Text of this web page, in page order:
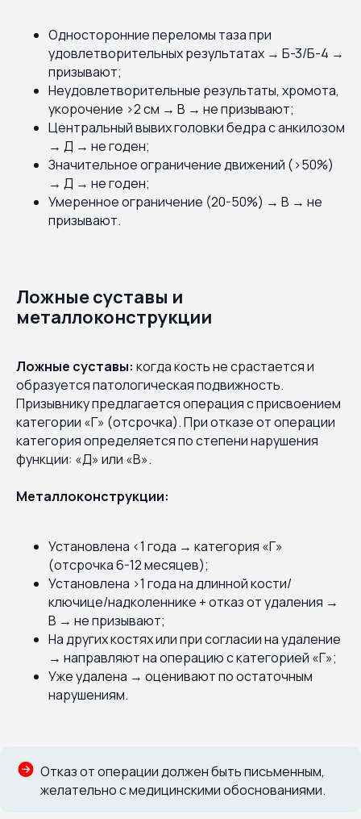
Односторонние переломы таза при
удовлетворительных результатах → Б-3/Б-4 →
призывают;
Неудовлетворительные результаты, хромота,
укорочение >2 см → В → не призывают;
Центральный вывих головки бедра с анкилозом
→ Д → не годен;
Значительное ограничение движений (>50%)
→ Д → не годен;
Умеренное ограничение (20-50%) → В → не
призывают.
Ложные суставы и
металлоконструкции
Ложные суставы: когда кость не срастается и
образуется патологическая подвижность.
Призывнику предлагается операция с присвоением
категории «Г» (отсрочка). При отказе от операции
категория определяется по степени нарушения
функции: «Д» или «В».
Металлоконструкции:
Установлена <1 года → категория «Г»
(отсрочка 6-12 месяцев);
Установлена >1 года на длинной кости/
ключице/надколеннике + отказ от удаления →
В → не призывают;
На других костях или при согласии на удаление
→ направляют на операцию с категорией «Г»;
Уже удалена → оценивают по остаточным
нарушениям.
Отказ от операции должен быть письменным,
желательно с медицинскими обоснованиями.